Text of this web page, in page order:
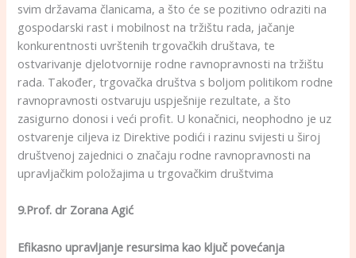
svim državama članicama, a što će se pozitivno odraziti na
gospodarski rast i mobilnost na tržištu rada, jačanje
konkurentnosti uvrštenih trgovačkih društava, te
ostvarivanje djelotvornije rodne ravnopravnosti na tržištu
rada. Također, trgovačka društva s boljom politikom rodne
ravnopravnosti ostvaruju uspješnije rezultate, a što
zasigurno donosi i veći profit. U konačnici, neophodno je uz
ostvarenje ciljeva iz Direktive podići i razinu svijesti u široj
društvenoj zajednici o značaju rodne ravnopravnosti na
upravljačkim položajima u trgovačkim društvima
9.Prof. dr Zorana Agić
Efikasno upravljanje resursima kao ključ povećanja